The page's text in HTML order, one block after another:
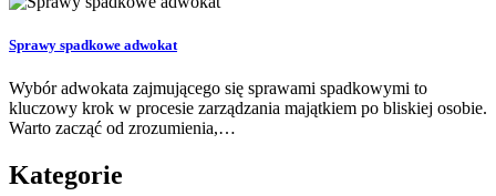
Sprawy spadkowe adwokat
Wybór adwokata zajmującego się sprawami spadkowymi to
kluczowy krok w procesie zarządzania majątkiem po bliskiej osobie.
Warto zacząć od zrozumienia,…
Kategorie